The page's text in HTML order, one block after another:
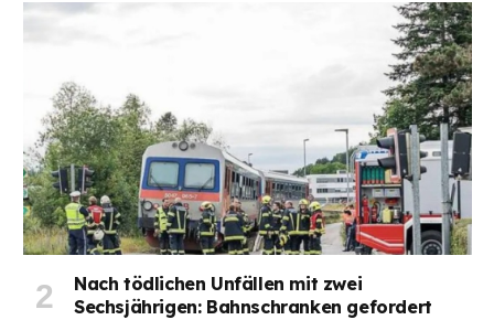
Nach tödlichen Unfällen mit zwei
Sechsjährigen: Bahnschranken gefordert